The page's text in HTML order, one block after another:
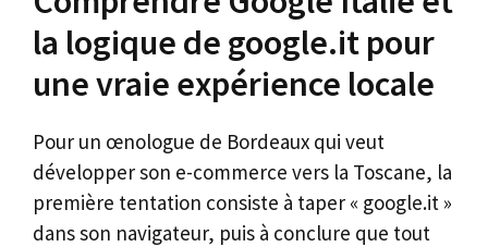
la logique de google.it pour
une vraie expérience locale
Pour un œnologue de Bordeaux qui veut
développer son e-commerce vers la Toscane, la
première tentation consiste à taper « google.it »
dans son navigateur, puis à conclure que tout